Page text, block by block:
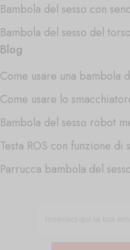
Bambola del sesso con
Bambola del sesso del torso
Blog
Come usare una bambola
Come usare lo
Bambola del sesso robot
Testa ROS con funzione di
Parrucca bambola del